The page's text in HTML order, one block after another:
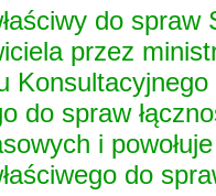
do
przez
do spraw
i
do